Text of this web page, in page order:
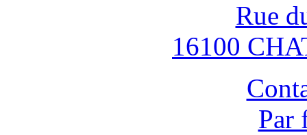
Rue
16100
Par